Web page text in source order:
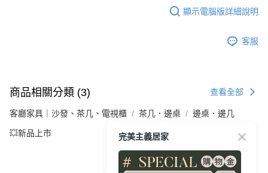
顯示電腦版詳細說明
客服
商品相關分類 (3) 查看全部
客廳家具｜沙發、茶几、電視櫃 茶几．邊桌 邊桌．邊几
💥新品上市 完美主義居家